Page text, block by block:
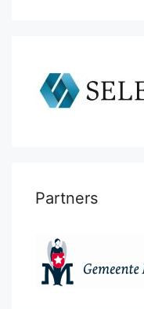
Partners